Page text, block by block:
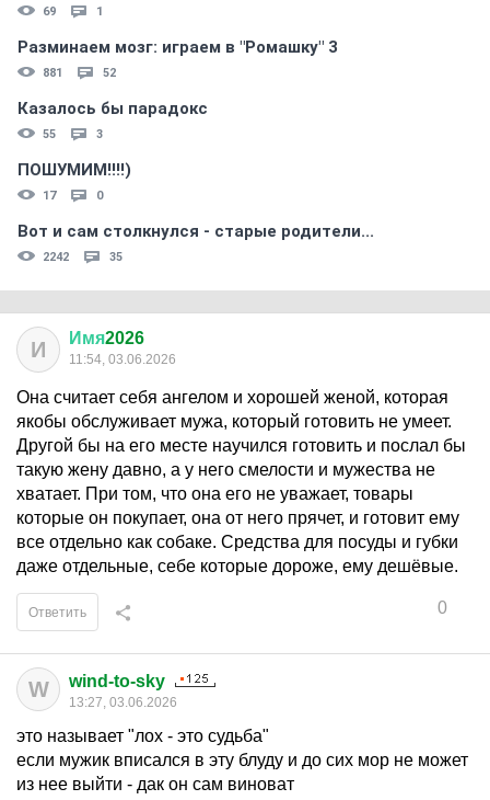
69 1
Разминаем мозг: играем в "Ромашку" 3
881 52
Казалось бы парадокс
55 3
ПОШУМИМ!!!!)
17 0
Вот и сам столкнулся - старые родители...
2242 35
И Имя2026
11:54, 03.06.2026
Она считает себя ангелом и хорошей женой, которая
якобы обслуживает мужа, который готовить не умеет.
Другой бы на его месте научился готовить и послал бы
такую жену давно, а у него смелости и мужества не
хватает. При том, что она его не уважает, товары
которые он покупает, она от него прячет, и готовит ему
все отдельно как собаке. Средства для посуды и губки
даже отдельные, себе которые дороже, ему дешёвые.
0
Ответить
W wind-to-sky
13:27, 03.06.2026
это называет "лох - это судьба"
если мужик вписался в эту блуду и до сих мор не может
из нее выйти - дак он сам виноват